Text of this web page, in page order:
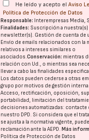
He leído y acepto elAviso
Política de Protección de Datos
Responsable: Interempresas Media,
Finalidades: Suscripción a nuestra(s)
newsletter(s). Gestión de cuenta de
Envío de emails relacionados con la
relativos a intereses similares o
asociados.Conservación: mientras
relación con Ud., o mientras sea
llevar a cabo las finalidades
Los datos pueden cederse a otras
grupo por motivos de gestión
Acceso, rectificación, oposición,
portabilidad, limitación del
decisiones automatizadas: contacte
nuestro DPD. Si considera que el
se ajusta a la normativa vigente,
reclamación ante laAEPD.Más
Política de Protección de Datos